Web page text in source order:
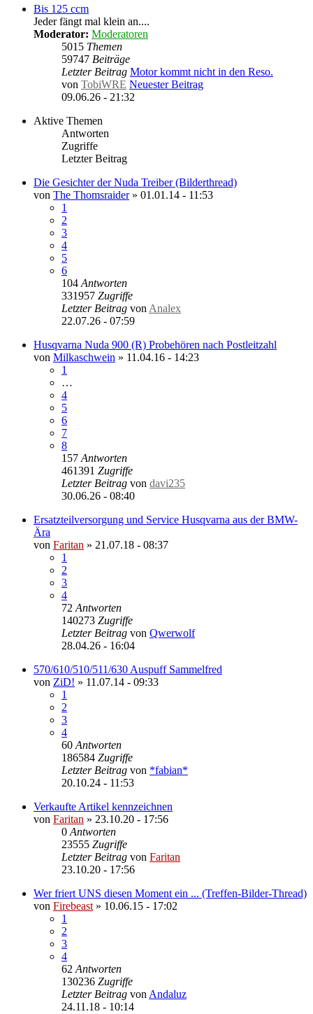
Bis 125 ccm
Jeder fängt mal klein an....
Moderator: Moderatoren
5015 Themen
59747 Beiträge
Letzter Beitrag Motor kommt nicht in den Reso.
von TobiWRE Neuester Beitrag
09.06.26 - 21:32
Aktive Themen
Antworten
Zugriffe
Letzter Beitrag
Die Gesichter der Nuda Treiber (Bilderthread)
von The Thomsraider» 01.01.14 - 11:53
1
2
3
4
5
6
104 Antworten
331957 Zugriffe
Letzter Beitrag von Analex
22.07.26 - 07:59
Husqvarna Nuda 900 (R) Probehören nach Postleitzahl
von Milkaschwein » 11.04.16 - 14:23
1
…
4
5
6
7
8
157 Antworten
461391 Zugriffe
Letzter Beitrag von davi235
30.06.26 - 08:40
Ersatzteilversorgung und Service Husqvarna aus der BMW-
Ära
von Faritan » 21.07.18 - 08:37
1
2
3
4
72 Antworten
140273 Zugriffe
Letzter Beitrag von Qwerwolf
28.04.26 - 16:04
570/610/510/511/630 Auspuff Sammelfred
von ZiD! » 11.07.14 - 09:33
1
2
3
4
60 Antworten
186584 Zugriffe
Letzter Beitrag von *fabian*
20.10.24 - 11:53
Verkaufte Artikel kennzeichnen
von Faritan » 23.10.20 - 17:56
0 Antworten
23555 Zugriffe
Letzter Beitrag von Faritan
23.10.20 - 17:56
Wer friert UNS diesen Moment ein ... (Treffen-Bilder-Thread)
von Firebeast » 10.06.15 - 17:02
1
2
3
4
62 Antworten
130236 Zugriffe
Letzter Beitrag von Andaluz
24.11.18 - 10:14